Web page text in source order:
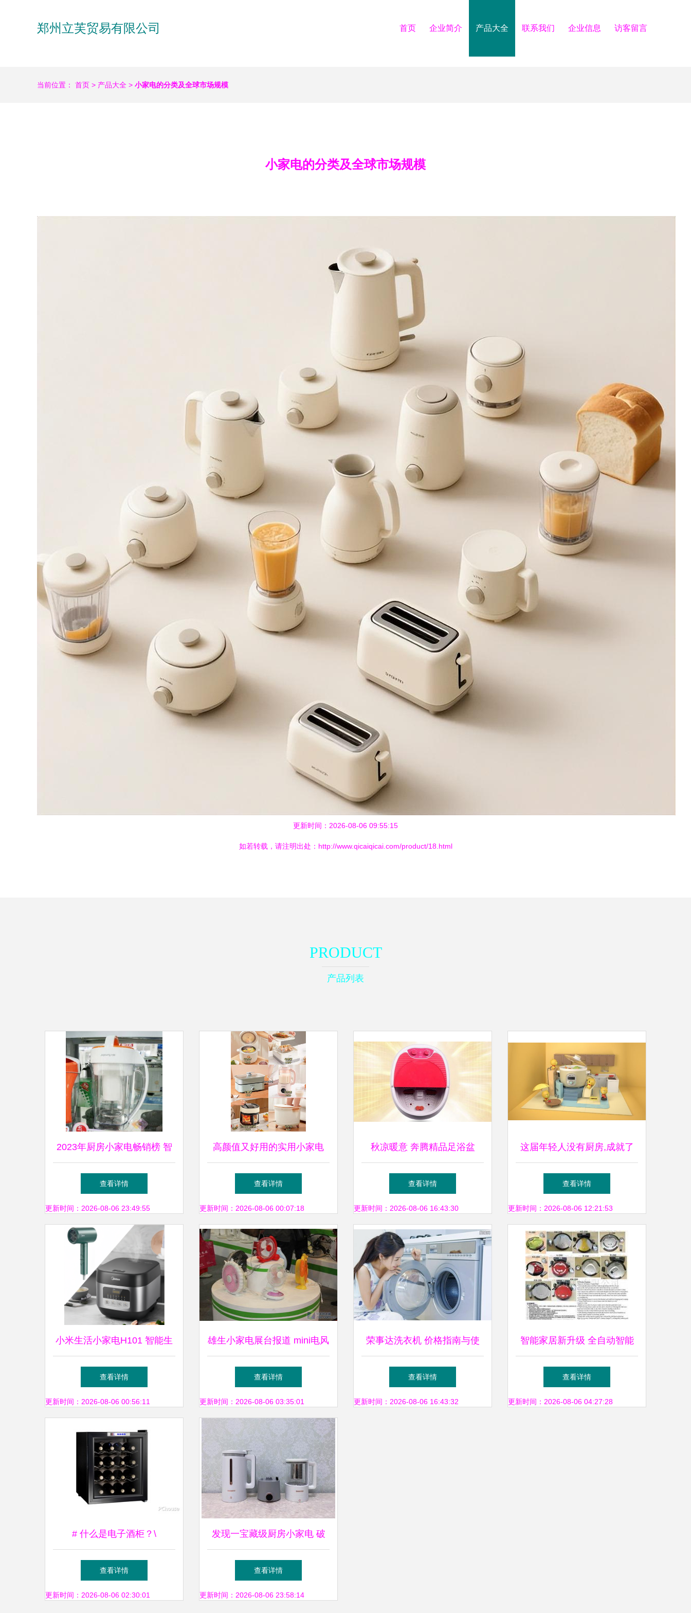
郑州立芙贸易有限公司 首页 企业简介 产品大全 联系我们 企业信息 访客留言
当前位置： 首页 > 产品大全 > 小家电的分类及全球市场规模
小家电的分类及全球市场规模
更新时间：2026-08-06 09:55:15
如若转载，请注明出处：http://www.qicaiqicai.com/product/18.html
PRODUCT
产品列表
2023年厨房小家电畅销榜 智
能、多功能化成为主流
查看详情
更新时间：2026-08-06 23:49:55
高颜值又好用的实用小家电
提升生活品质的精致之选
查看详情
更新时间：2026-08-06 00:07:18
秋凉暖意 奔腾精品足浴盆
PW701，呵护您的养身之选
查看详情
更新时间：2026-08-06 16:43:30
这届年轻人没有厨房,成就了
小家电
查看详情
更新时间：2026-08-06 12:21:53
小米生活小家电H101 智能生
活的细腻之作
查看详情
更新时间：2026-08-06 00:56:11
雄生小家电展台报道 mini电风
扇领衔，轻巧与创新共舞
查看详情
更新时间：2026-08-06 03:35:01
荣事达洗衣机 价格指南与使
用教程，小家电选购全攻略
查看详情
更新时间：2026-08-06 16:43:32
智能家居新升级 全自动智能
吸尘器选购指南
查看详情
更新时间：2026-08-06 04:27:28
# 什么是电子酒柜？\
查看详情
更新时间：2026-08-06 02:30:01
发现一宝藏级厨房小家电 破
壁机的用途远不止你想的那些
查看详情
更新时间：2026-08-06 23:58:14